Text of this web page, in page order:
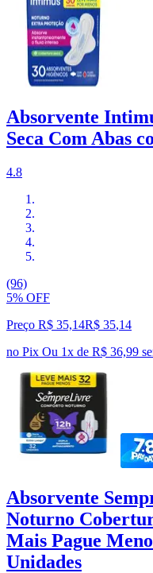
Absorvente
Seca Com Abas
4.8
(96)
5% OFF
Preço R$ 35,14R$ 35,14
no Pix Ou 1x de R$ 36,99
Absorvente
Noturno
Mais Pague
Unidades